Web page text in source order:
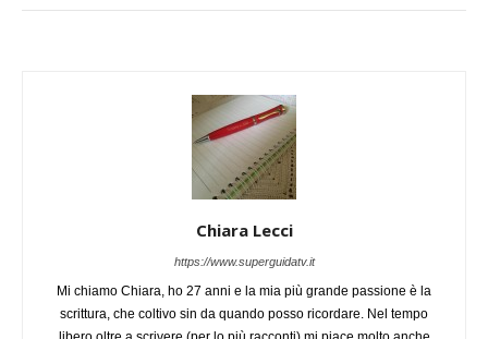
Chiara Lecci
https://www.superguidatv.it
Mi chiamo Chiara, ho 27 anni e la mia più grande passione è la
scrittura, che coltivo sin da quando posso ricordare. Nel tempo